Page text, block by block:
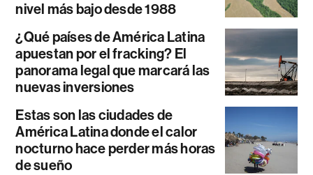
nivel más bajo desde 1988
¿Qué países de América Latina
apuestan por el fracking? El
panorama legal que marcará las
nuevas inversiones
Estas son las ciudades de
América Latina donde el calor
nocturno hace perder más horas
de sueño